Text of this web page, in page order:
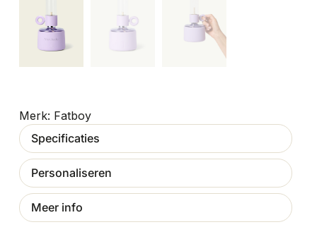
Fatboy
Specificaties
Personaliseren
Meer info